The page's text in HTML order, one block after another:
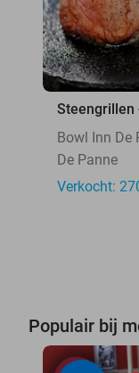
Steengrillen
Bowl Inn De
De Panne
Verkocht:
Populair bij